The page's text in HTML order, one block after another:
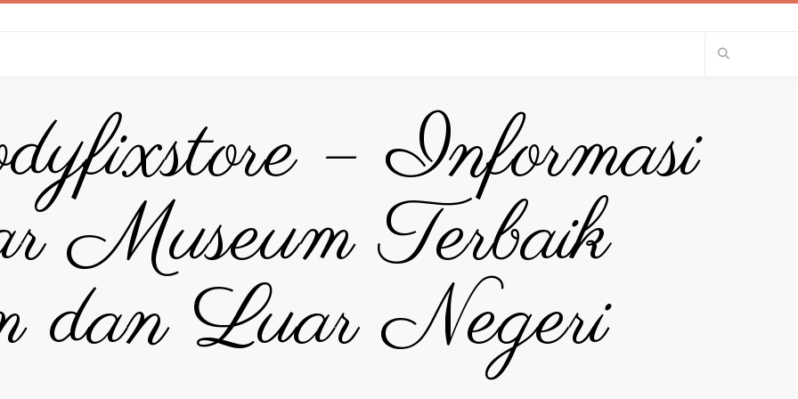
– Informasi
Museum Terbaik
dan Luar Negeri